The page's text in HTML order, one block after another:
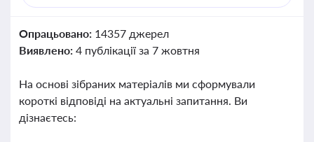
Опрацьовано: 14357 джерел
Виявлено: 4 публікації за 7 жовтня
На основі зібраних матеріалів ми сформували
короткі відповіді на актуальні запитання. Ви
дізнаєтесь: